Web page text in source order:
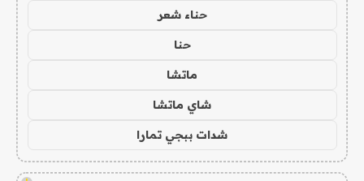
حناء شعر
حنا
ماتشا
شاي ماتشا
شدات ببجي تمارا